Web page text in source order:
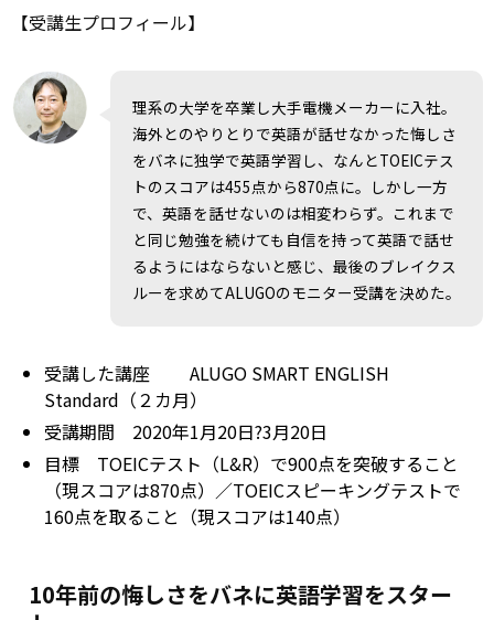
【受講生プロフィール】
理系の大学を卒業し大手電機メーカーに入社。
海外とのやりとりで英語が話せなかった悔しさ
をバネに独学で英語学習し、なんとTOEICテス
トのスコアは455点から870点に。しかし一方
で、英語を話せないのは相変わらず。これまで
と同じ勉強を続けても自信を持って英語で話せ
るようにはならないと感じ、最後のブレイクス
ルーを求めてALUGOのモニター受講を決めた。
受講した講座 ALUGO SMART ENGLISH
Standard（２カ月）
受講期間 2020年1月20日?3月20日
目標 TOEICテスト（L&R）で900点を突破すること
（現スコアは870点）／TOEICスピーキングテストで
160点を取ること（現スコアは140点）
10年前の悔しさをバネに英語学習をスター